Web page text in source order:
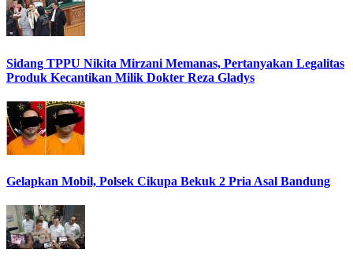
Sidang TPPU Nikita Mirzani Memanas, Pertanyakan Legalitas
Produk Kecantikan Milik Dokter Reza Gladys
Gelapkan Mobil, Polsek Cikupa Bekuk 2 Pria Asal Bandung